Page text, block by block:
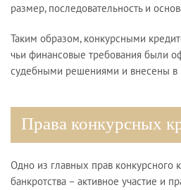
размер, последовательность и
Таким образом, конкурсными
чьи финансовые требования были
судебными решениями и внесены в
Права конкурсных
Одно из главных прав конкурсного
банкротства – активное участие и